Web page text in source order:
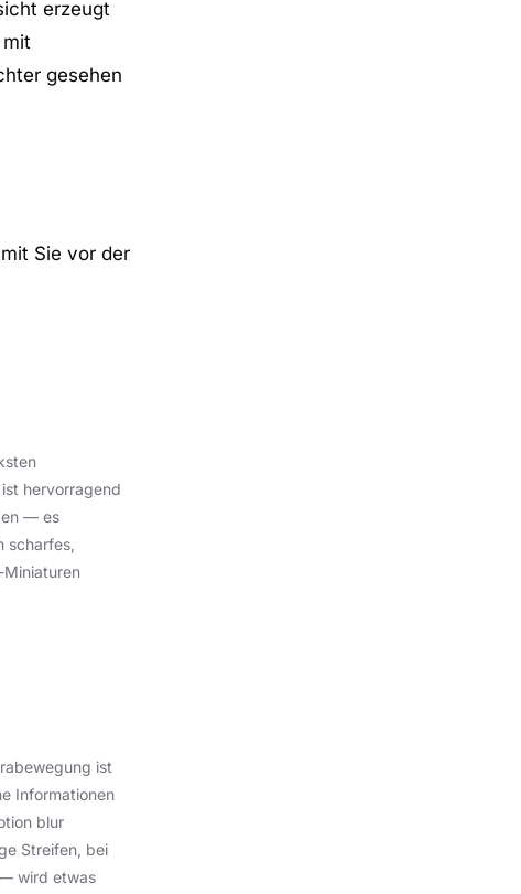
erzeugt
mit
gesehen
Sie vor der
hervorragend
— es
scharfes,
ist
Informationen
blur
Streifen, bei
wird etwas